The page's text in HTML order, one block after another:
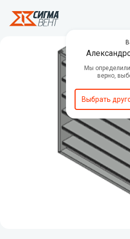
Противопожарные
Центральные
Канальное
оборудование
Вентиляторы
подпора воздуха
Люки дымоудаления
Автоматика
Декоративные
Мы
верно,
Выбрать